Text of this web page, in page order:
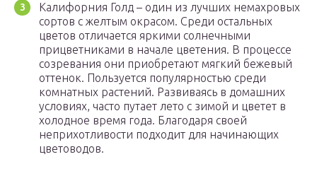
Калифорния Голд – один из лучших немахровых
сортов с желтым окрасом. Среди остальных
цветов отличается яркими солнечными
прицветниками в начале цветения. В процессе
созревания они приобретают мягкий бежевый
оттенок. Пользуется популярностью среди
комнатных растений. Развиваясь в домашних
условиях, часто путает лето с зимой и цветет в
холодное время года. Благодаря своей
неприхотливости подходит для начинающих
цветоводов.